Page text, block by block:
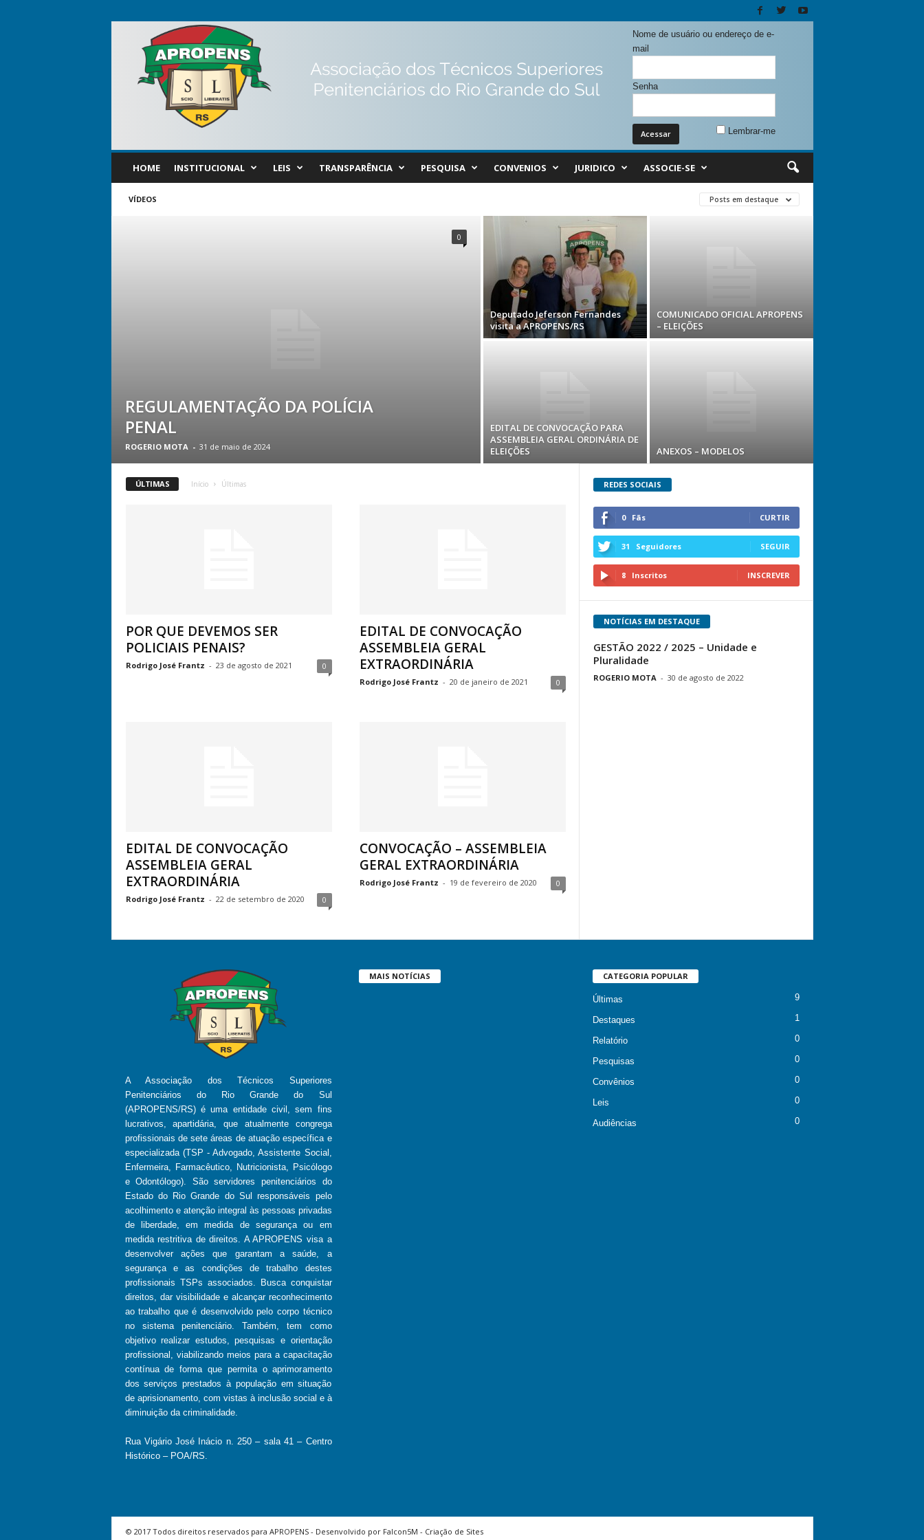
APROPENS
Nome de usuário ou endereço de e-
mail
Senha
Lembrar-me
HOME INSTITUCIONAL LEIS TRANSPARÊNCIA PESQUISA CONVENIOS JURIDICO ASSOCIE-SE
VÍDEOS Posts em destaque
REGULAMENTAÇÃO DA POLÍCIA
PENAL
ROGERIO MOTA - 31 de maio de 2024
0
Deputado Jeferson Fernandes
visita a APROPENS/RS
COMUNICADO OFICIAL APROPENS
– ELEIÇÕES
EDITAL DE CONVOCAÇÃO PARA
ASSEMBLEIA GERAL ORDINÁRIA DE
ELEIÇÕES
ANEXOS – MODELOS
ÚLTIMAS Início Últimas
POR QUE DEVEMOS SER
POLICIAIS PENAIS?
Rodrigo José Frantz - 23 de agosto de 2021 0
EDITAL DE CONVOCAÇÃO
ASSEMBLEIA GERAL
EXTRAORDINÁRIA
Rodrigo José Frantz - 20 de janeiro de 2021 0
EDITAL DE CONVOCAÇÃO
ASSEMBLEIA GERAL
EXTRAORDINÁRIA
Rodrigo José Frantz - 22 de setembro de 2020 0
CONVOCAÇÃO – ASSEMBLEIA
GERAL EXTRAORDINÁRIA
Rodrigo José Frantz - 19 de fevereiro de 2020 0
REDES SOCIAIS
0 Fãs CURTIR
31 Seguidores SEGUIR
8 Inscritos INSCREVER
NOTÍCIAS EM DESTAQUE
GESTÃO 2022 / 2025 – Unidade e
Pluralidade
ROGERIO MOTA - 30 de agosto de 2022
A Associação dos Técnicos Superiores
Penitenciários do Rio Grande do Sul
(APROPENS/RS) é uma entidade civil, sem fins
lucrativos, apartidária, que atualmente congrega
profissionais de sete áreas de atuação específica e
especializada (TSP - Advogado, Assistente Social,
Enfermeira, Farmacêutico, Nutricionista, Psicólogo
e Odontólogo). São servidores penitenciários do
Estado do Rio Grande do Sul responsáveis pelo
acolhimento e atenção integral às pessoas privadas
de liberdade, em medida de segurança ou em
medida restritiva de direitos. A APROPENS visa a
desenvolver ações que garantam a saúde, a
segurança e as condições de trabalho destes
profissionais TSPs associados. Busca conquistar
direitos, dar visibilidade e alcançar reconhecimento
ao trabalho que é desenvolvido pelo corpo técnico
no sistema penitenciário. Também, tem como
objetivo realizar estudos, pesquisas e orientação
profissional, viabilizando meios para a capacitação
contínua de forma que permita o aprimoramento
dos serviços prestados à população em situação
de aprisionamento, com vistas à inclusão social e à
diminuição da criminalidade.
Rua Vigário José Inácio n. 250 – sala 41 – Centro
Histórico – POA/RS.
MAIS NOTÍCIAS CATEGORIA POPULAR
Últimas 9
Destaques 1
Relatório 0
Pesquisas 0
Convênios 0
Leis 0
Audiências 0
© 2017 Todos direitos reservados para APROPENS - Desenvolvido por Falcon5M - Criação de Sites